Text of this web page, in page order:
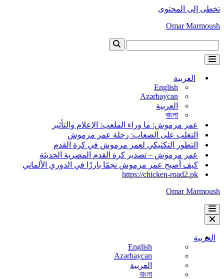
تخطى إلى المحتوى
Omar Marmoush
البحث
عن...
قائمة
العربية
English
Azərbaycan
العربية
বাংলা
عمر مرموش: ما وراء الملعب: الإعلام والتأثير
التغلب على الصعاب: رحلة عمر مرموش
التطور التكتيكي لعمر مرموش في كرة القدم
عمر مرموش – تصدير كرة القدم المصرية الحديثة
كيف أصبح عمر مرموش نجمًا بارزًا في الدوري الألماني
https://chicken-road2.pk
Omar Marmoush
قائمة
التنقل
قائمة
التنقل
العربية
English
Azərbaycan
العربية
বাংলা